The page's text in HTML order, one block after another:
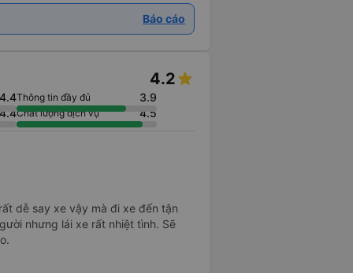
Báo cáo
4.2
4.4Thông tin đầy đủ 3.9
Chất lượng dịch vụ 4.5
dễ say xe vậy mà đi xe đến tận
nhưng lái xe rất nhiệt tình. Sẽ